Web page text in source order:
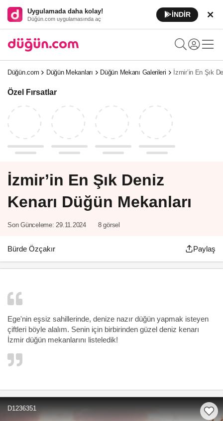
Uygulamada daha kolay!
Düğün.com uygulamasında aç
İNDİR
Düğün.com Düğün Mekanları Düğün Mekanı Galerileri İzmir’in En Şık
Özel Fırsatlar
İzmir’in En Şık Deniz
Kenarı Düğün Mekanları
Son Günceleme: 29.11.2024 8 görsel
Bürde Özçakır Paylaş
Ege'nin eşsiz sahillerinde, denize nazır düğün yapmak isteyen
çiftleri böyle alalım. Senin için birbirinden güzel deniz kenarı
İzmir düğün mekanlarını listeledik!
D1236351